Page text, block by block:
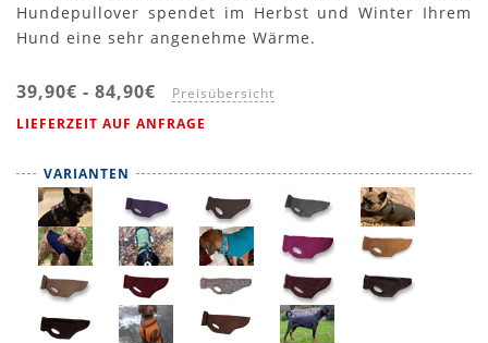
Hundepullover spendet im Herbst und Winter Ihrem
Hund eine sehr angenehme Wärme.
39,90€ - 84,90€ Preisübersicht
LIEFERZEIT AUF ANFRAGE
VARIANTEN